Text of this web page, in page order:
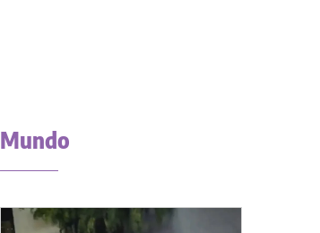
Mundo